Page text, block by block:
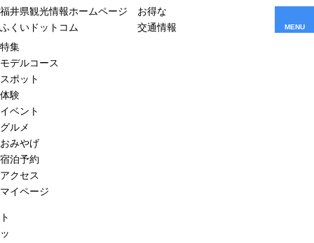
福井県観光情報ホームページ
ふくいドットコム
お得な
交通情報
MENU
特集
モデルコース
スポット
体験
イベント
グルメ
おみやげ
宿泊予約
アクセス
マイページ
ト
ッ